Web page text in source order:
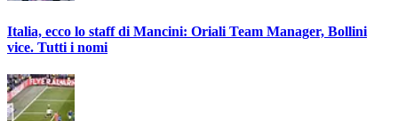
Italia, ecco lo staff di Mancini: Oriali Team Manager, Bollini
vice. Tutti i nomi